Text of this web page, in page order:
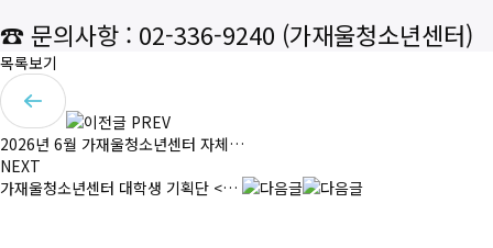
☎ 문의사항 : 02-336-9240 (가재울청소년센터)
목록보기
PREV
2026년 6월 가재울청소년센터 자체…
NEXT
가재울청소년센터 대학생 기획단 <…